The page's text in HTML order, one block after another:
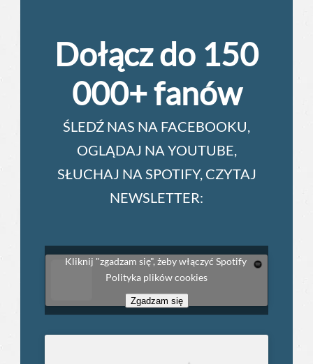
Dołącz do 150
000+ fanów
ŚLEDŹ NAS NA FACEBOOKU,
OGLĄDAJ NA YOUTUBE,
SŁUCHAJ NA SPOTIFY, CZYTAJ
NEWSLETTER:
Kliknij "zgadzam się", żeby włączyć Spotify
Polityka plików cookies
Zgadzam się